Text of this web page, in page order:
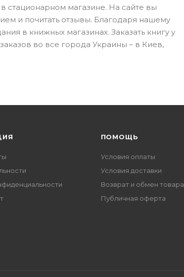
стационарном магазине. На сайте вы
и почитать отзывы. Благодаря нашему
в книжных магазинах. Заказать книгу у
во все города Украины – в Киев,
ПОМОЩЬ
Условия оплаты
Условия доставки
Возврат и обмен товара
Публичная оферта